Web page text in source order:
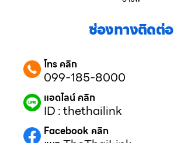
ช่องทางติดต่อ
โทร คลิก
099-185-8000
แอดไลน์ คลิก
ID : thethailink
Facebook คลิก